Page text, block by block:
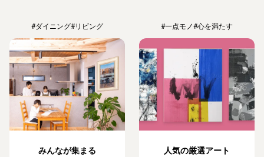
#ダイニング#リビング
みんなが集まる
#一点モノ#心を満たす
人気の厳選アート